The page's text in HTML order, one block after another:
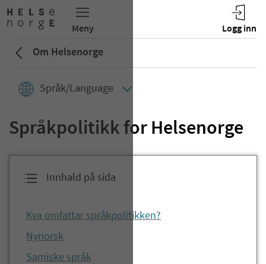
Om Helsenorge
Språk/Language
Språkpolitikk for Helsenorge
Innhald på sida
Kva omfattar språkpolitikken?
Nynorsk
Samiske språk